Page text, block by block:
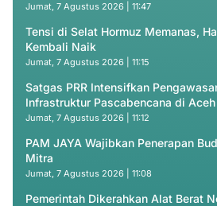
Jumat, 7 Agustus 2026 | 11:47
Tensi di Selat Hormuz Memanas,
Kembali Naik
Jumat, 7 Agustus 2026 | 11:15
Satgas PRR Intensifkan
Infrastruktur Pascabencana di Aceh
Jumat, 7 Agustus 2026 | 11:12
PAM JAYA Wajibkan Penerapan
Mitra
Jumat, 7 Agustus 2026 | 11:08
Pemerintah Dikerahkan Alat Berat